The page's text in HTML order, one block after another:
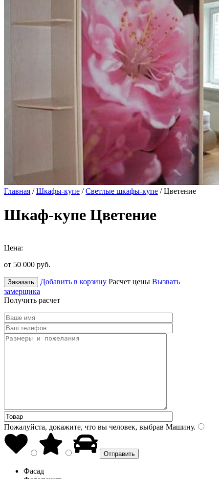
Главная /Шкафы-купе /Светлые шкафы-купе / Цветение
Шкаф-купе Цветение
Цена:
от 50 000 руб.
Заказать Добавить в корзину Расчет цены Вызвать
замерщика
Получить расчет
Пожалуйста, докажите, что вы человек, выбрав Машину.
Фасад